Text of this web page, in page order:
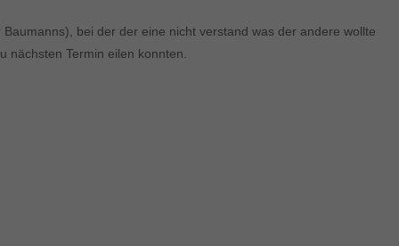
bei der der eine nicht verstand was der andere wollte
nächsten Termin eilen konnten.